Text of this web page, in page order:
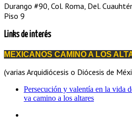
Durango #90, Col. Roma, Del.
Piso 9
Links de interés
MEXICANOS CAMINO A LOS
(varias Arquidiócesis o Diócesis de
Persecución y valentía en la vida
va camino a los altares